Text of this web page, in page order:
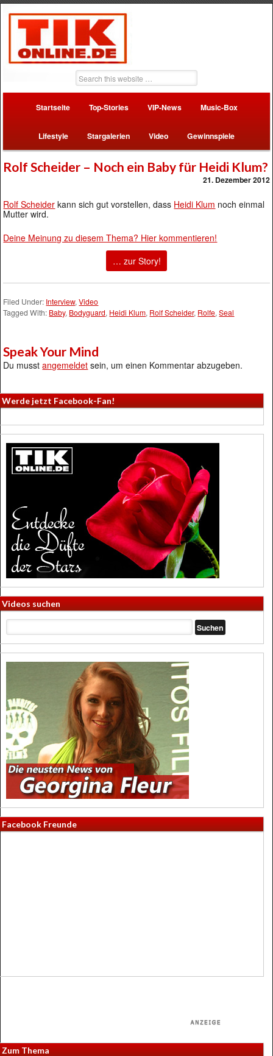
Startseite Top-Stories VIP-News Music-Box
Lifestyle Stargalerien Video Gewinnspiele
Rolf Scheider – Noch ein Baby für Heidi Klum?
21. Dezember 2012
Rolf Scheider kann sich gut vorstellen, dass Heidi Klum noch einmal
Mutter wird.
Deine Meinung zu diesem Thema? Hier kommentieren!
… zur Story!
Filed Under: Interview,Video
Tagged With: Baby, Bodyguard, Heidi Klum, Rolf Scheider, Rolfe,Seal
Speak Your Mind
Du musstangemeldet sein, um einen Kommentar abzugeben.
Werde jetzt Facebook-Fan!
Videos suchen
Facebook Freunde
Zum Thema